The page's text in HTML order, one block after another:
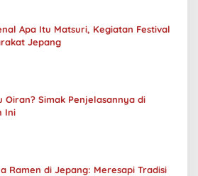
Apa Itu Matsuri, Kegiatan Festival
Jepang
Oiran? Simak Penjelasannya di
Ini
Ramen di Jepang: Meresapi Tradisi